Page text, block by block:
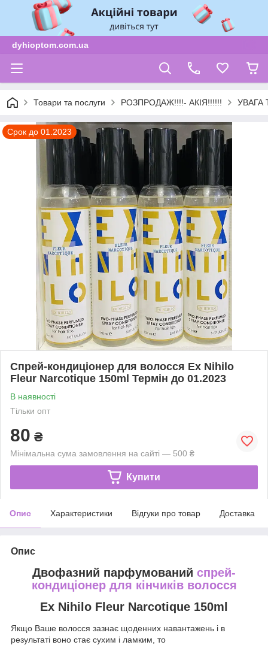
dyhioptom.com.ua
Товари та послуги РОЗПРОДАЖ!!!!- АКІЯ!!!!!! УВАГА
Срок до 01.2023
Спрей-кондиціонер для волосся Ex Nihilo
Fleur Narcotique 150ml Термін до 01.2023
В наявності
Тільки опт
80 ₴
Мінімальна сума замовлення на сайті — 500 ₴
Купити
Опис Характеристики Відгуки про товар Доставка
Опис
Двофазний парфумований спрей-
кондиціонер для кінчиків волосся
Ex Nihilo Fleur Narcotique 150ml
Якщо Ваше волосся зазнає щоденних навантажень і в
результаті воно стає сухим і ламким, то